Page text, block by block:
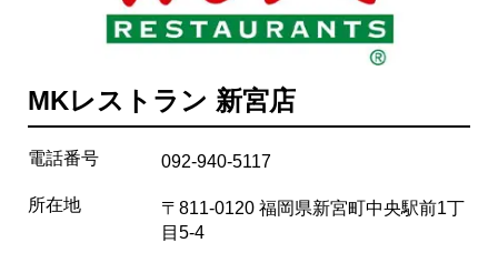
MKレストラン 新宮店
電話番号 092-940-5117
所在地
〒811-0120 福岡県新宮町中央駅前1丁
目5-4